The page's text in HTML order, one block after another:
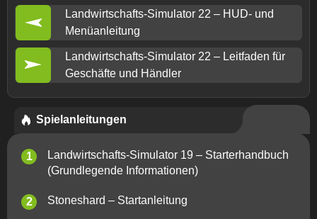
Landwirtschafts-Simulator 22 – HUD- und
Menüanleitung
Landwirtschafts-Simulator 22 – Leitfaden für
Geschäfte und Händler
Spielanleitungen
Landwirtschafts-Simulator 19 – Starterhandbuch
(Grundlegende Informationen)
Stoneshard – Startanleitung